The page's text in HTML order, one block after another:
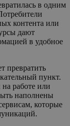
в одним
контента или
дают
в удобное
превратить
пункт.
работе или
наполнены
которые